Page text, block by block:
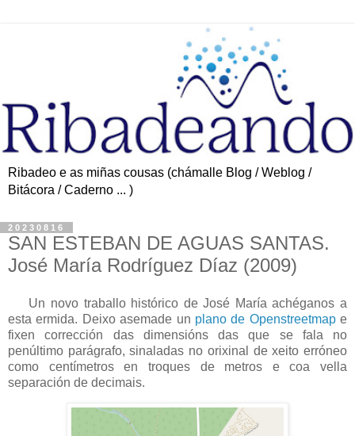
Ribadeo e as miñas cousas (chámalle Blog / Weblog /
Bitácora / Caderno ... )
20230816
SAN ESTEBAN DE AGUAS SANTAS.
José María Rodríguez Díaz (2009)
Un novo traballo histórico de José María achéganos a
esta ermida. Deixo asemade un plano de Openstreetmape
fixen corrección das dimensións das que se fala no
penúltimo parágrafo, sinaladas no orixinal de xeito erróneo
como centímetros en troques de metros e coa vella
separación de decimais.